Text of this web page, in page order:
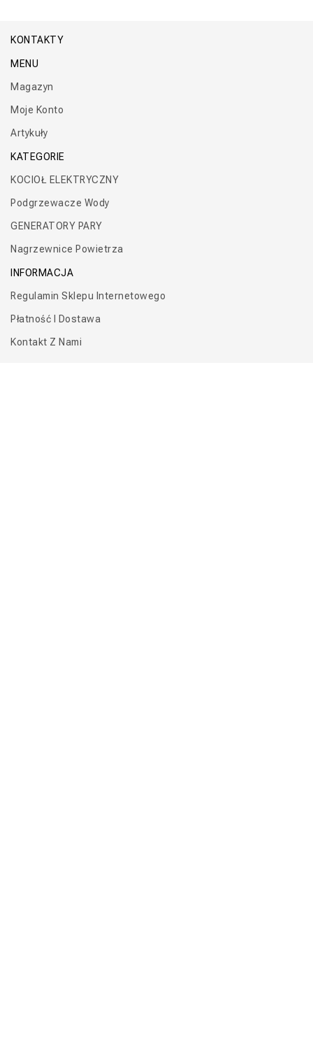
KONTAKTY
MENU
Magazyn
Moje Konto
Artykuły
KATEGORIE
KOCIOŁ ELEKTRYCZNY
Podgrzewacze Wody
GENERATORY PARY
Nagrzewnice Powietrza
INFORMACJA
Regulamin Sklepu Internetowego
Płatność I Dostawa
Kontakt Z Nami